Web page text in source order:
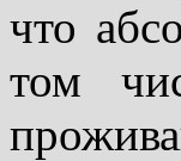
что
том